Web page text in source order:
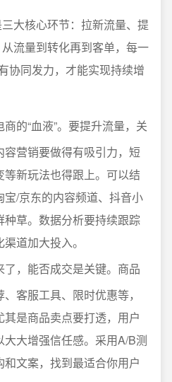
大核心环节：拉新流量、提
流量到转化再到客单，每一
协同发力，才能实现持续增
商的“血液”。要提升流量，关
营销要做得有吸引力，短
新玩法也得跟上。可以结
/京东的内容频道、抖音小
草。数据分析要持续跟踪
道加大投入。
了，能否成交是关键。商品
客服工具、限时优惠等，
是商品卖点要打透，用户
大增强信任感。采用A/B测
文案，找到最适合你用户